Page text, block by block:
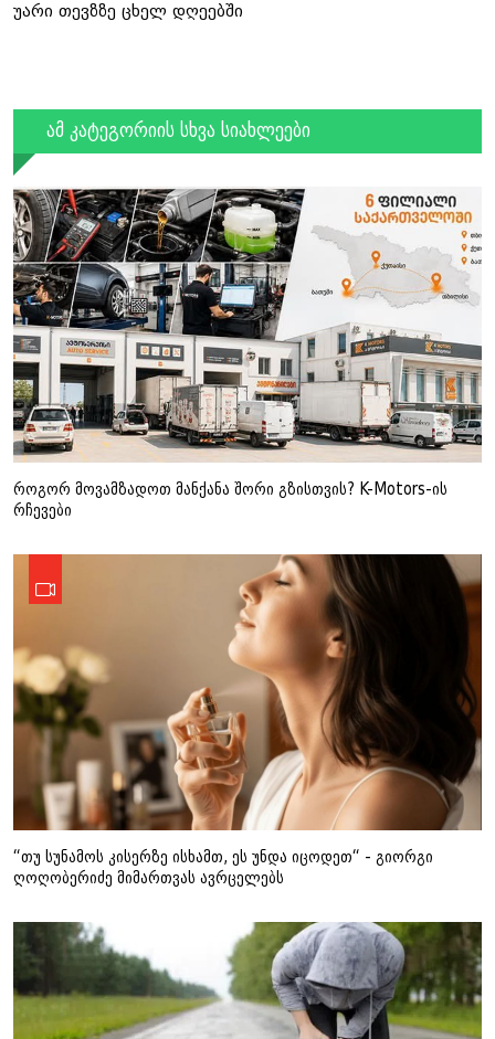
უარი თევზზე ცხელ დღეებში
ამ კატეგორიის სხვა სიახლეები
როგორ მოვამზადოთ მანქანა შორი გზისთვის? K-Motors-ის
რჩევები
“თუ სუნამოს კისერზე ისხამთ, ეს უნდა იცოდეთ“ - გიორგი
ღოღობერიძე მიმართვას ავრცელებს